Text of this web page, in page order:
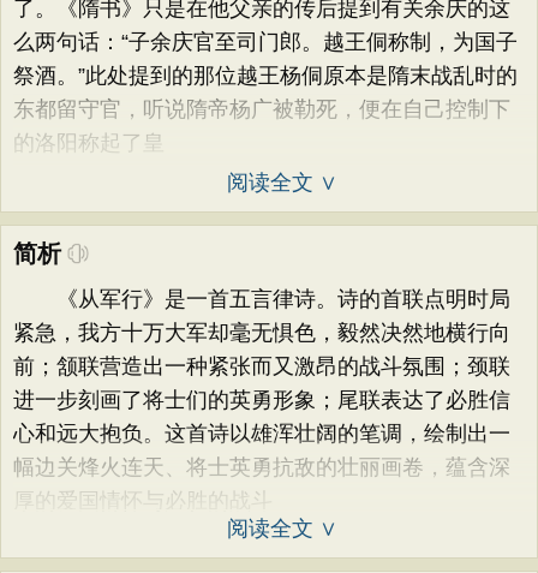
了。《隋书》只是在他父亲的传后提到有关余庆的这
么两句话：“子余庆官至司门郎。越王侗称制，为国子
祭酒。”此处提到的那位越王杨侗原本是隋末战乱时的
东都留守官，听说隋帝杨广被勒死，便在自己控制下
的洛阳称起了皇
阅读全文 ∨
简析
《从军行》是一首五言律诗。诗的首联点明时局
紧急，我方十万大军却毫无惧色，毅然决然地横行向
前；颔联营造出一种紧张而又激昂的战斗氛围；颈联
进一步刻画了将士们的英勇形象；尾联表达了必胜信
心和远大抱负。这首诗以雄浑壮阔的笔调，绘制出一
幅边关烽火连天、将士英勇抗敌的壮丽画卷，蕴含深
厚的爱国情怀与必胜的战斗
阅读全文 ∨